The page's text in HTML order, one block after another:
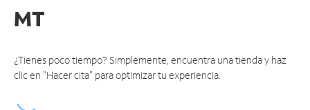
MT
¿Tienes poco tiempo? Simplemente, encuentra una tienda y haz
clic en "Hacer cita" para optimizar tu experiencia.